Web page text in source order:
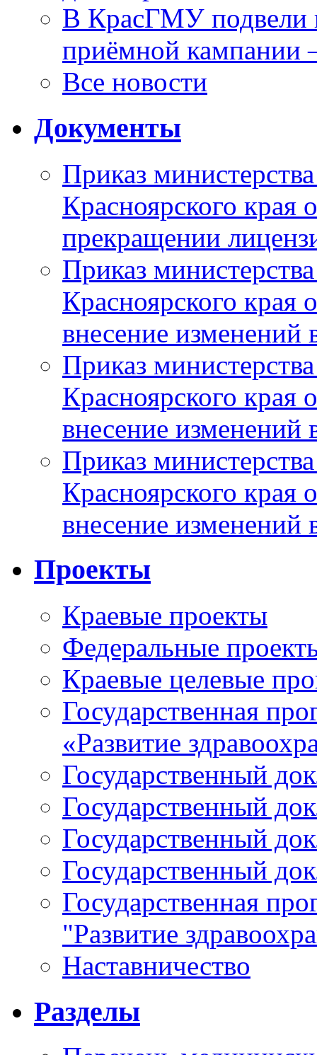
В КрасГМУ подвели
приёмной кампании
Все новости
Документы
Приказ
Красноярского
прекращении
Приказ
Красноярского
внесение изменений
Приказ
Красноярского
внесение изменений
Приказ
Красноярского
внесение изменений
Проекты
Краевые проекты
Федеральные
Краевые целевые
Государственная
«Развитие
Государственный
Государственный
Государственный
Государственный
Государственная
"Развитие
Наставничество
Разделы